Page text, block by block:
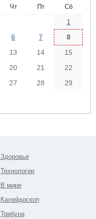
Чт Пт Сб
1
6 7
8
13 14
15
20 21
22
27 28
29
Здоровье
Технологии
В мире
Калейдоскоп
Трибуна